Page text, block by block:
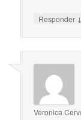
Responder ↓
Veronica